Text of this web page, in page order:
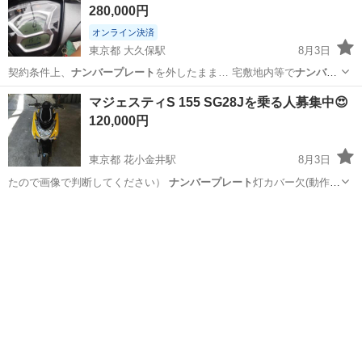
280,000円
オンライン決済
東京都 大久保駅
8月3日
契約条件上、 ナンバープレート を外したまま… 宅敷地内等でナンバー
プレートを外し、それ…
東京 新宿区 大久保駅 その他
マジェスティS 155 SG28Jを乗る人募集中😍
120,000円
東京都 花小金井駅
8月3日
たので画像で判断してください） ナンバープレート灯カバー欠(動作問